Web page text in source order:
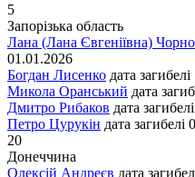
5
Запорізька область
Лана (Лана Євгеніївна)
01.01.2026
Богдан Лисенко дата загибелі
Микола Оранський дата
Дмитро Рибаков дата загибелі
Петро Цурукін дата загибелі
20
Донеччина
Олексій Андреєв дата